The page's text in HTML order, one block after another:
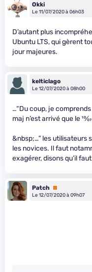
Okki
Le 11/07/2020 à 06h03
D’autant plus
Ubuntu LTS, qui gèrent
jour majeures.
kelticlago
Le 12/07/2020 à 08h00
…“Du coup, je
maj n’est arrivé que le10⁄07
&nbsp;…” les utilisateurs
les novices. Il faut
exagérer, disons qu’il
Patch Premium
Le 12/07/2020 à 09h07